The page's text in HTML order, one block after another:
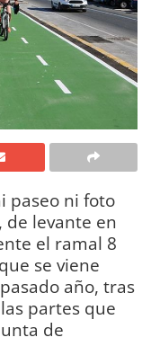
paseo ni foto
de levante en
el ramal 8
se viene
año, tras
partes que
de